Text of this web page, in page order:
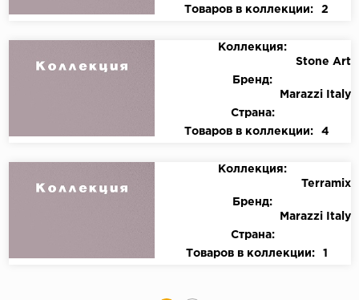
Товаров в коллекции:
2
Коллекция:
Stone Art
Бренд:
Marazzi Italy
Страна:
Товаров в коллекции:
4
Коллекция:
Terramix
Бренд:
Marazzi Italy
Страна:
Товаров в коллекции:
1